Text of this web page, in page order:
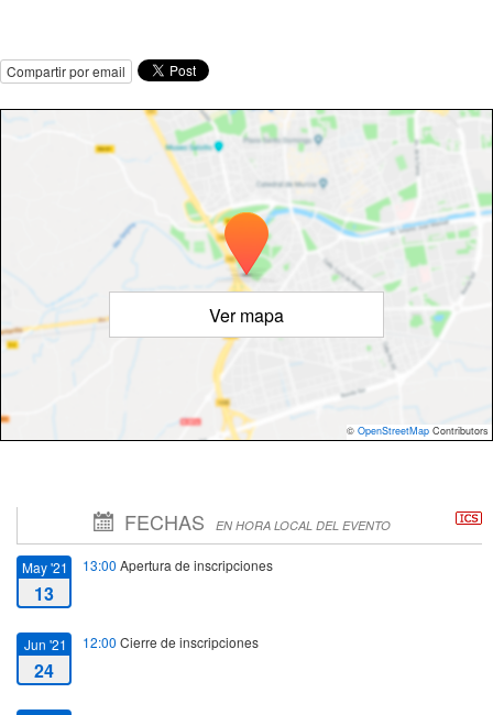
Compartir por email
Ver mapa
© OpenStreetMap Contributors
FECHAS EN HORA LOCAL DEL EVENTO
May '21
13
13:00 Apertura de inscripciones
Jun '21
24
12:00 Cierre de inscripciones